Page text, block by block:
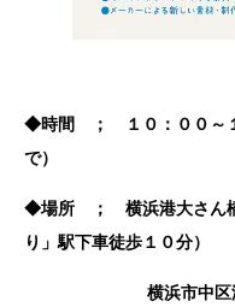
◆時間 ； １０：００～１
で）
◆場所 ； 横浜港大さん橋
り」駅下車徒歩１０分）
横浜市中区海岸